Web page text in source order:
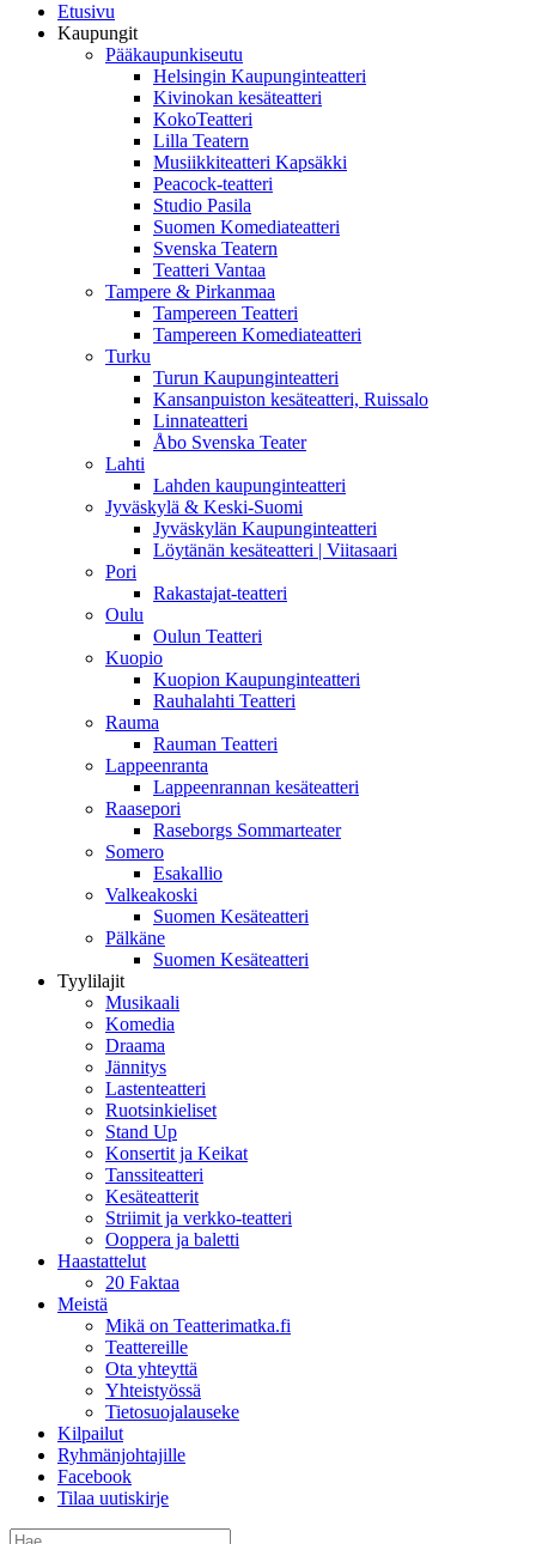
Etusivu
Kaupungit
Pääkaupunkiseutu
Helsingin Kaupunginteatteri
Kivinokan kesäteatteri
KokoTeatteri
Lilla Teatern
Musiikkiteatteri Kapsäkki
Peacock-teatteri
Studio Pasila
Suomen Komediateatteri
Svenska Teatern
Teatteri Vantaa
Tampere & Pirkanmaa
Tampereen Teatteri
Tampereen Komediateatteri
Turku
Turun Kaupunginteatteri
Kansanpuiston kesäteatteri, Ruissalo
Linnateatteri
Åbo Svenska Teater
Lahti
Lahden kaupunginteatteri
Jyväskylä & Keski-Suomi
Jyväskylän Kaupunginteatteri
Löytänän kesäteatteri | Viitasaari
Pori
Rakastajat-teatteri
Oulu
Oulun Teatteri
Kuopio
Kuopion Kaupunginteatteri
Rauhalahti Teatteri
Rauma
Rauman Teatteri
Lappeenranta
Lappeenrannan kesäteatteri
Raasepori
Raseborgs Sommarteater
Somero
Esakallio
Valkeakoski
Suomen Kesäteatteri
Pälkäne
Suomen Kesäteatteri
Tyylilajit
Musikaali
Komedia
Draama
Jännitys
Lastenteatteri
Ruotsinkieliset
Stand Up
Konsertit ja Keikat
Tanssiteatteri
Kesäteatterit
Striimit ja verkko-teatteri
Ooppera ja baletti
Haastattelut
20 Faktaa
Meistä
Mikä on Teatterimatka.fi
Teattereille
Ota yhteyttä
Yhteistyössä
Tietosuojalauseke
Kilpailut
Ryhmänjohtajille
Facebook
Tilaa uutiskirje
Etsi